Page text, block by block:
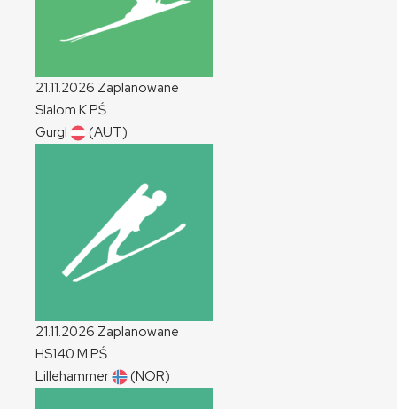
21.11.2026 Zaplanowane
Slalom KPŚ
Gurgl
(AUT)
21.11.2026 Zaplanowane
HS140 M PŚ
Lillehammer
(NOR)